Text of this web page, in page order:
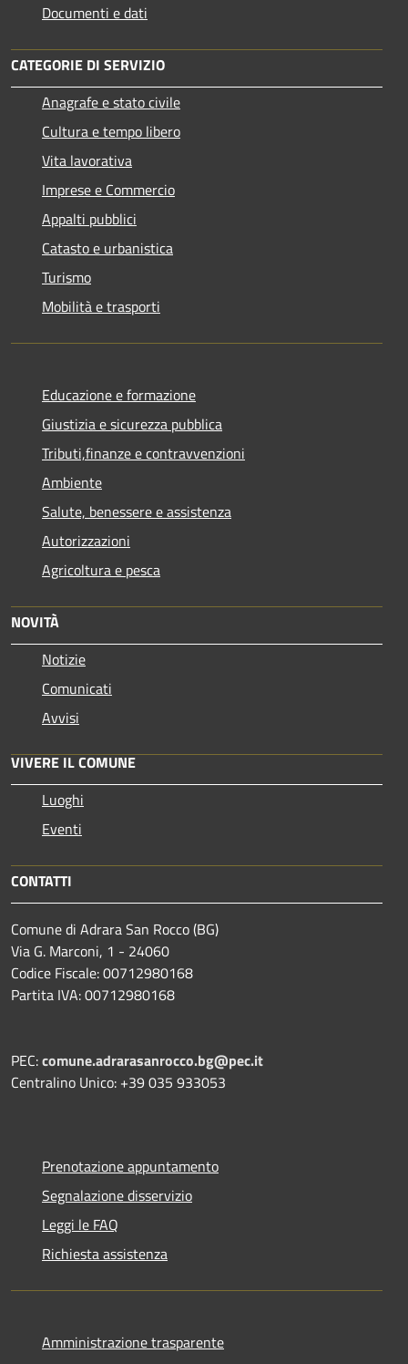
Documenti e dati
CATEGORIE DI SERVIZIO
Anagrafe e stato civile
Cultura e tempo libero
Vita lavorativa
Imprese e Commercio
Appalti pubblici
Catasto e urbanistica
Turismo
Mobilità e trasporti
Educazione e formazione
Giustizia e sicurezza pubblica
Tributi,finanze e contravvenzioni
Ambiente
Salute, benessere e assistenza
Autorizzazioni
Agricoltura e pesca
NOVITÀ
Notizie
Comunicati
Avvisi
VIVERE IL COMUNE
Luoghi
Eventi
CONTATTI
Comune di Adrara San Rocco (BG)
Via G. Marconi, 1 - 24060
Codice Fiscale: 00712980168
Partita IVA: 00712980168
PEC:comune.adrarasanrocco.bg@pec.it
Centralino Unico: +39 035 933053
Prenotazione appuntamento
Segnalazione disservizio
Leggi le FAQ
Richiesta assistenza
Amministrazione trasparente